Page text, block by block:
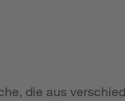
die aus